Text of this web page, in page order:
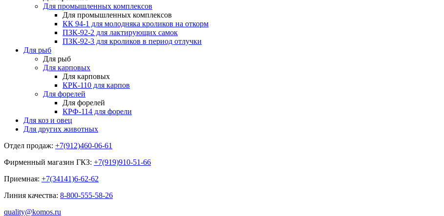
Для промышленных комплексов
Для промышленных комплексов
КК 94-1 для молодняка кроликов на откорм
ПЗК-92-2 для лактирующих самок
ПЗК-92-3 для кроликов в период отлучки
Для рыб
Для рыб
Для карповых
Для карповых
КРК-110 для карпов
Для форелей
Для форелей
КРФ-114 для форели
Для коз и овец
Для других животных
Отдел продаж: +7(912)460-06-61
Фирменный магазин ГКЗ: +7(919)910-51-66
Приемная: +7(34141)6-62-62
Линия качества: 8-800-555-58-26
quality@komos.ru